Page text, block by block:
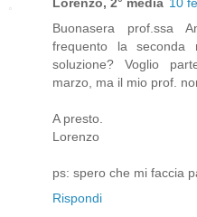
Lorenzo, 2° media 10
Buonasera prof.ssa
frequento la seconda
soluzione? Voglio
marzo, ma il mio prof.
A presto.
Lorenzo
ps: spero che mi faccia
Rispondi